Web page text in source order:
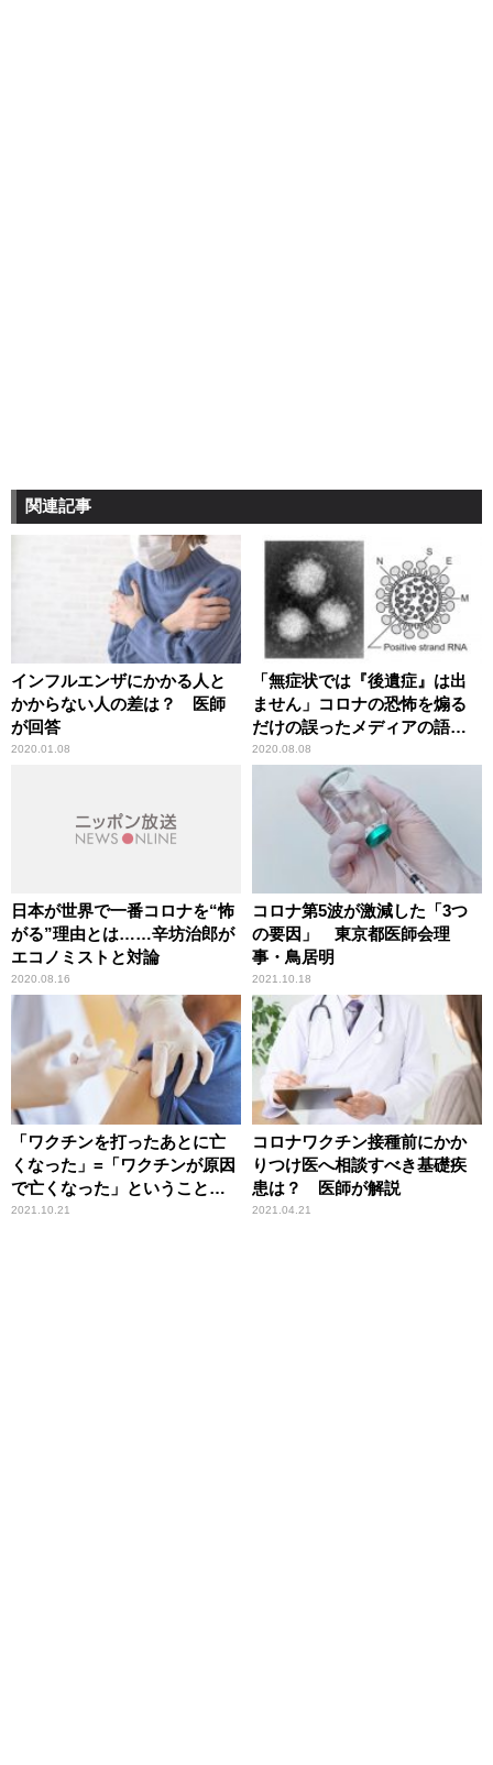
関連記事
インフルエンザにかかる人と
かからない人の差は？ 医師
が回答
2020.01.08
「無症状では『後遺症』は出
ません」コロナの恐怖を煽る
だけの誤ったメディアの語法
に辛坊治郎が異議
2020.08.08
日本が世界で一番コロナを“怖
がる”理由とは……辛坊治郎が
エコノミストと対論
2020.08.16
コロナ第5波が激減した「3つ
の要因」 東京都医師会理
事・鳥居明
2021.10.18
「ワクチンを打ったあとに亡
くなった」=「ワクチンが原因
で亡くなった」ということで
はない
2021.10.21
コロナワクチン接種前にかか
りつけ医へ相談すべき基礎疾
患は？ 医師が解説
2021.04.21